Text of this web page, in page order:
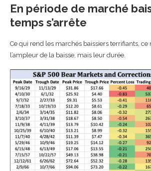
En période de marché
temps s’arrête
Ce qui rend les marchés baissiers terrifiants, ce
l’ampleur de la baisse, mais leur durée.